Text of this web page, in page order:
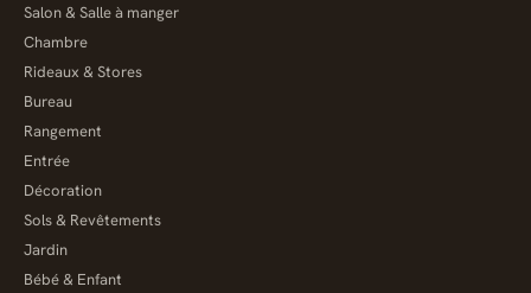
Salon & Salle à manger
Chambre
Rideaux & Stores
Bureau
Rangement
Entrée
Décoration
Sols & Revêtements
Jardin
Bébé & Enfant